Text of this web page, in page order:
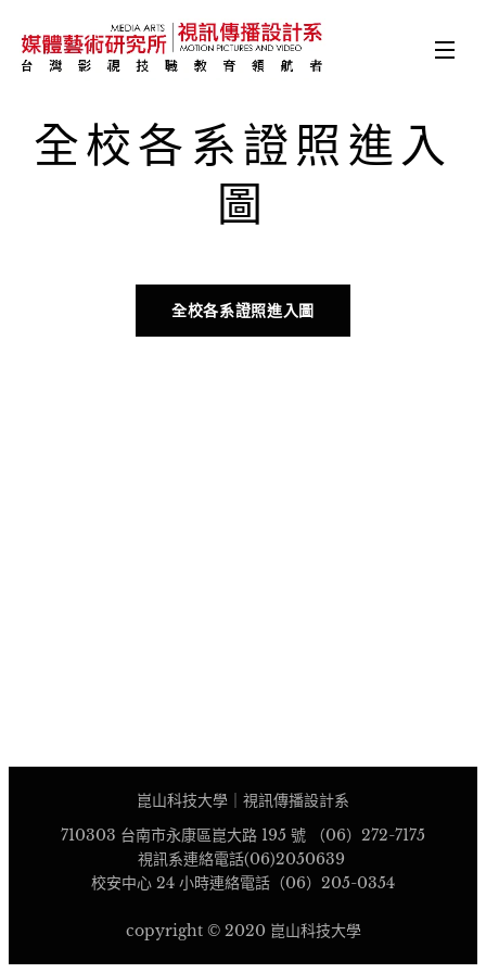
全校各系證照進入
圖
全校各系證照進入圖
崑山科技大學｜視訊傳播設計系
710303 台南市永康區崑大路 195 號 （06）272-7175
視訊系連絡電話(06)2050639
校安中心 24 小時連絡電話（06）205-0354
copyright © 2020 崑山科技大學